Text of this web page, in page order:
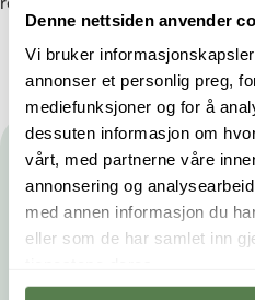
Denne nettsiden anvender
Vi bruker
annonser et personlig preg,
mediefunksjoner og for å
dessuten informasjon om
vårt, med partnerne våre
annonsering og
med annen informasjon du
eller som de har samlet inn
rolle jeg skal inn i nå.
Hold deg
Gjør som tusenvis av
Noroff. Du kan når som
Fornavn
Etternavn